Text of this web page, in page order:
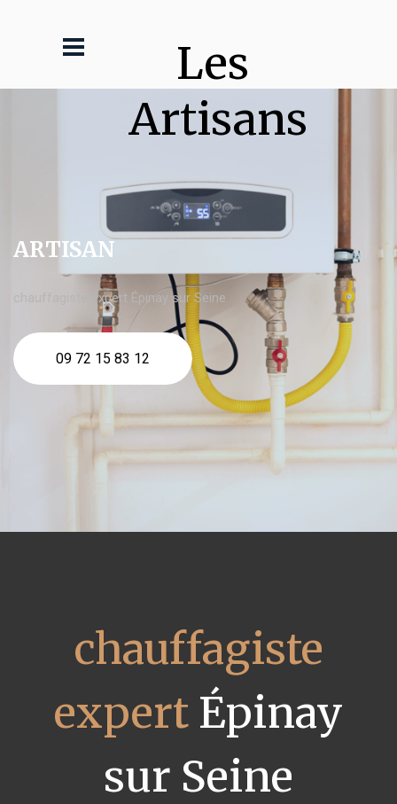
Les
Artisans
ARTISAN
chauffagiste expert Épinay sur Seine
09 72 15 83 12
chauffagiste
expertÉpinay
sur Seine